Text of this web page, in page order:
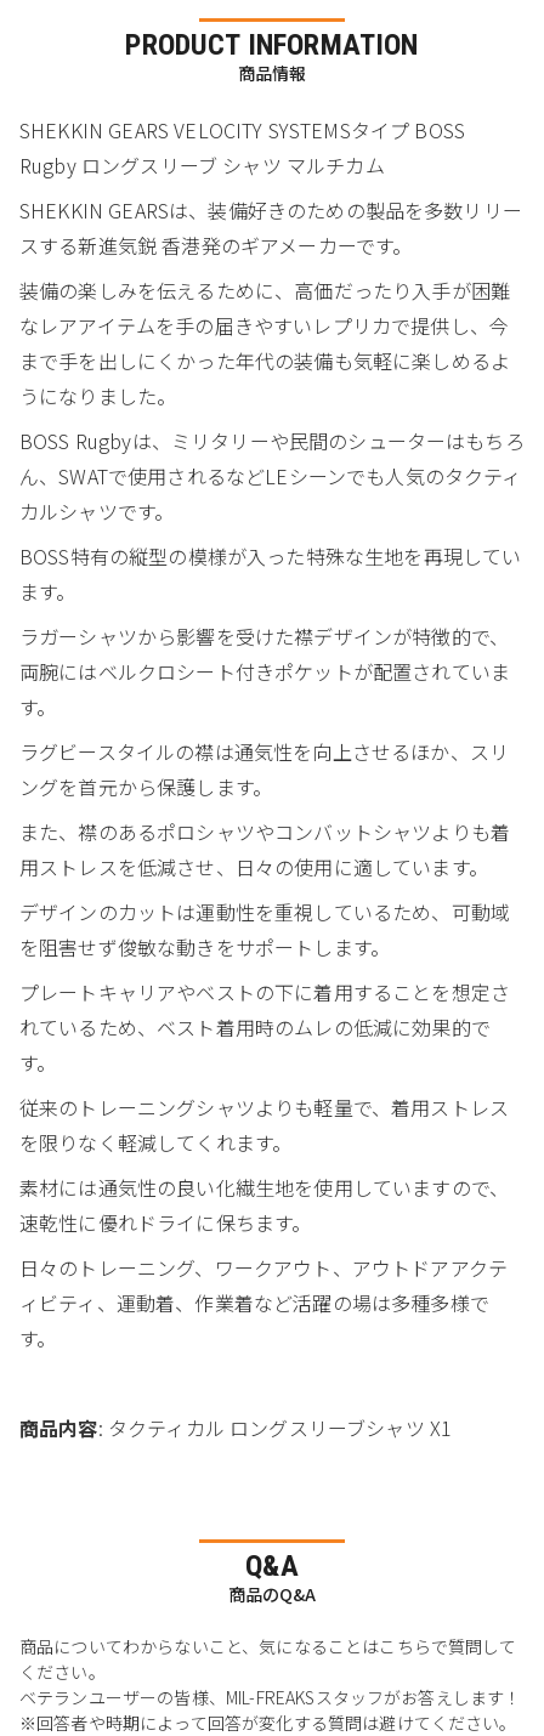
PRODUCT INFORMATION
商品情報
SHEKKIN GEARS VELOCITY SYSTEMSタイプ BOSS
Rugby ロングスリーブ シャツ マルチカム
SHEKKIN GEARSは、装備好きのための製品を多数リリー
スする新進気鋭 香港発のギアメーカーです。
装備の楽しみを伝えるために、高価だったり入手が困難
なレアアイテムを手の届きやすいレプリカで提供し、今
まで手を出しにくかった年代の装備も気軽に楽しめるよ
うになりました。
BOSS Rugbyは、ミリタリーや民間のシューターはもちろ
ん、SWATで使用されるなどLEシーンでも人気のタクティ
カルシャツです。
BOSS特有の縦型の模様が入った特殊な生地を再現してい
ます。
ラガーシャツから影響を受けた襟デザインが特徴的で、
両腕にはベルクロシート付きポケットが配置されていま
す。
ラグビースタイルの襟は通気性を向上させるほか、スリ
ングを首元から保護します。
また、襟のあるポロシャツやコンバットシャツよりも着
用ストレスを低減させ、日々の使用に適しています。
デザインのカットは運動性を重視しているため、可動域
を阻害せず俊敏な動きをサポートします。
プレートキャリアやベストの下に着用することを想定さ
れているため、ベスト着用時のムレの低減に効果的で
す。
従来のトレーニングシャツよりも軽量で、着用ストレス
を限りなく軽減してくれます。
素材には通気性の良い化繊生地を使用していますので、
速乾性に優れドライに保ちます。
日々のトレーニング、ワークアウト、アウトドアアクテ
ィビティ、運動着、作業着など活躍の場は多種多様で
す。
商品内容: タクティカル ロングスリーブシャツ X1
Q&A
商品のQ&A
商品についてわからないこと、気になることはこちらで質問して
ください。
ベテランユーザーの皆様、MIL-FREAKSスタッフがお答えします！
※回答者や時期によって回答が変化する質問は避けてください。